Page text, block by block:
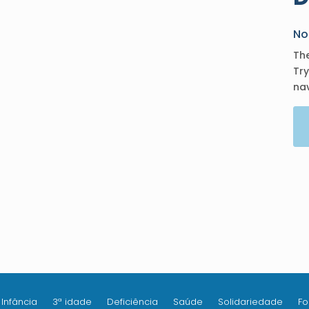
Infância 3ª idade Deficiência Saúde Solidariedade